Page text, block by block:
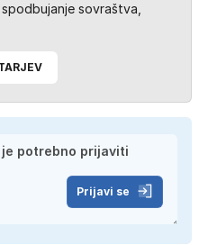
sovraštva,
Prijavi se